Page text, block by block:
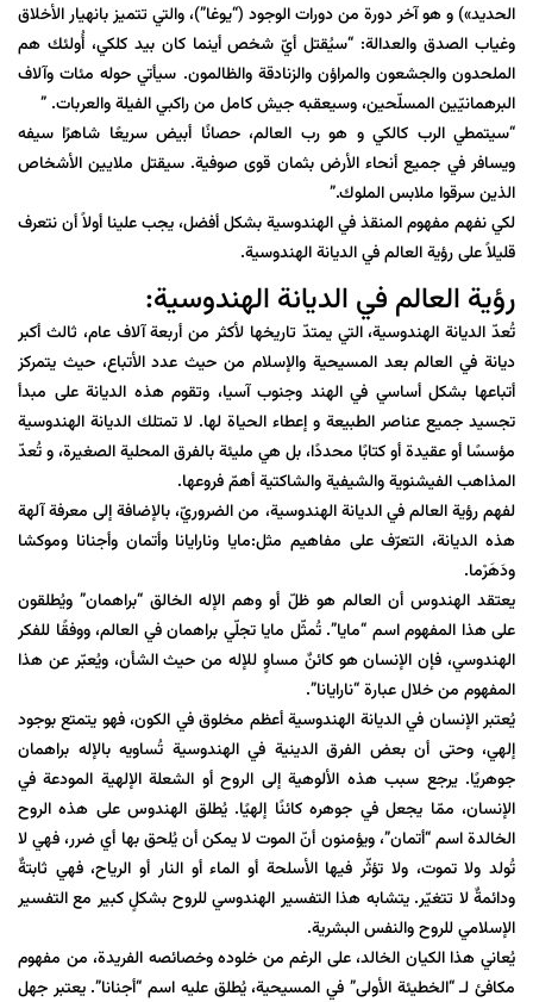
الحديد») و هو آخر دورة من دورات الوجود (“يوغا”)، والتي تتميز بانهيار الأخلاق
وغياب الصدق والعدالة: “سيُقتل أيّ شخص أينما كان بيد كلكي، أُولئك هم
الملحدون والجشعون والمراؤن والزنادقة والظالمون. سيأتي حوله مئات وآلاف
البرهمانيّين المسلّحين، وسيعقبه جيش كامل من راكبي الفيلة والعربات. ”
“سيتمطي الرب كالكي و هو رب العالم، حصانًا أبيض سريعًا شاهرًا سيفه
ويسافر في جميع أنحاء الأرض بثمان قوى صوفية. سيقتل ملايين الأشخاص
الذين سرقوا ملابس الملوك.”
لكي نفهم مفهوم المنقذ في الهندوسية بشكل أفضل، يجب علينا أولاً أن نتعرف
قليلاً على رؤية العالم في الديانة الهندوسية.
رؤية العالم في الديانة الهندوسية:
تُعدّ الديانة الهندوسية، التي يمتدّ تاريخها لأكثر من أربعة آلاف عام، ثالث أكبر
ديانة في العالم بعد المسيحية والإسلام من حيث عدد الأتباع، حيث يتمركز
أتباعها بشكل أساسي في الهند وجنوب آسيا، وتقوم هذه الديانة على مبدأ
تجسيد جميع عناصر الطبيعة و إعطاء الحياة لها. لا تمتلك الديانة الهندوسية
مؤسسًا أو عقيدة أو كتابًا محددًا، بل هي مليئة بالفرق المحلية الصغيرة، و تُعدّ
المذاهب الفيشنوية والشيفية والشاكتية أهمّ فروعها.
لفهم رؤية العالم في الديانة الهندوسية، من الضروريّ، بالإضافة إلى معرفة آلهة
هذه الديانة، التعرّف على مفاهيم مثل:مايا ونارايانا وأتمان وأجنانا وموكشا
ودَهَرْما.
يعتقد الهندوس أن العالم هو ظلّ أو وهم الإله الخالق “براهمان” ويُطلقون
على هذا المفهوم اسم “مايا”. تُمثّل مايا تجلّي براهمان في العالم، ووفقًا للفكر
الهندوسي، فإن الإنسان هو كائنٌ مساوٍ للإله من حيث الشأن، ويُعبّر عن هذا
المفهوم من خلال عبارة “نارايانا”.
يُعتبر الإنسان في الديانة الهندوسية أعظم مخلوق في الكون، فهو يتمتع بوجود
إلهي، وحتى أن بعض الفرق الدينية في الهندوسية تُساويه بالإله براهمان
جوهريًا. يرجع سبب هذه الألوهية إلى الروح أو الشعلة الإلهية المودعة في
الإنسان، ممّا يجعل في جوهره كائنًا إلهيًا. يُطلق الهندوس على هذه الروح
الخالدة اسم “أتمان”، ويؤمنون أنّ الموت لا يمكن أن يُلحق بها أي ضرر، فهي لا
تُولد ولا تموت، ولا تؤثّر فيها الأسلحة أو الماء أو النار أو الرياح، فهي ثابتةٌ
ودائمةٌ لا تتغيّر. يتشابه هذا التفسير الهندوسي للروح بشكلٍ كبير مع التفسير
الإسلامي للروح والنفس البشرية.
يُعاني هذا الكيان الخالد، على الرغم من خلوده وخصائصه الفريدة، من مفهوم
مكافئ لـ “الخطيئة الأولى” في المسيحية، يُطلق عليه اسم “أجنانا”. يعتبر جهل